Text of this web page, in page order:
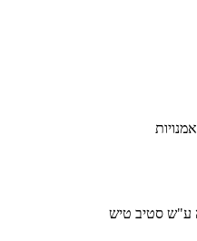
ע"ש סטיב טיש